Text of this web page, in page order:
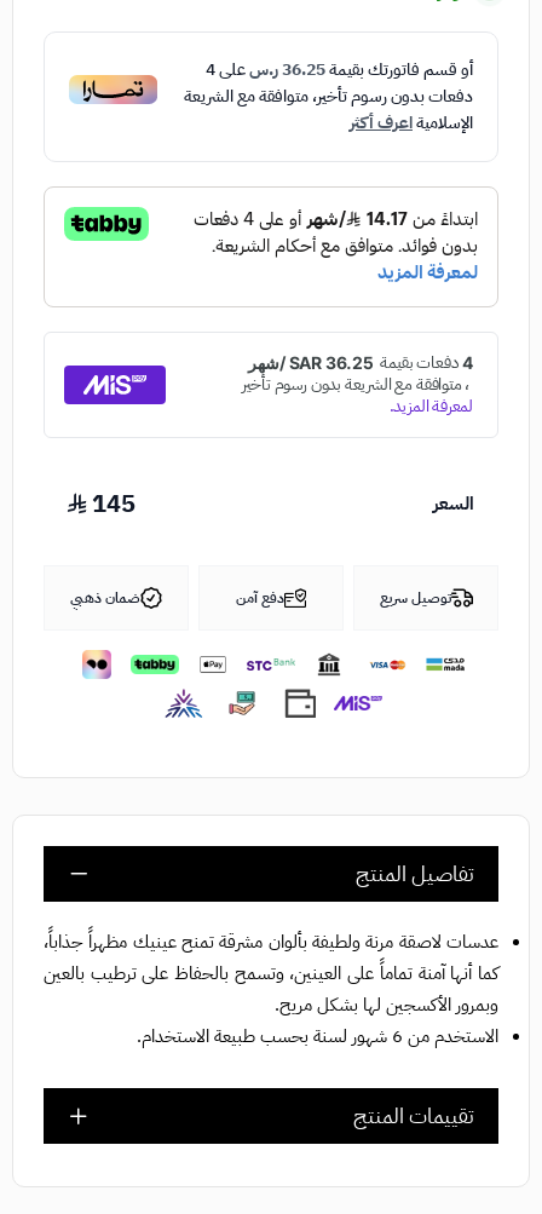
أو قسم فاتورتك بقيمة36.25 ر.س على4
دفعات بدون رسوم تأخير، متوافقة مع الشريعة
الإسلاميةاعرف أكثر
السعر 145
توصيل سريع دفع آمن ضمان ذهبي
تفاصيل المنتج
عدسات لاصقة مرنة ولطيفة بألوان مشرقة تمنح عينيك مظهراً جذاباً،
كما أنها آمنة تماماً على العينين، وتسمح بالحفاظ على ترطيب بالعين
وبمرور الأكسجين لها بشكل مريح.
الاستخدم من 6 شهور لسنة بحسب طبيعة الاستخدام.
تقييمات المنتج